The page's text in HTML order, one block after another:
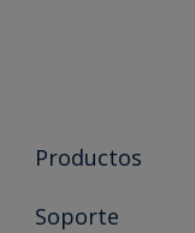
Productos
Todos los productos
Soporte